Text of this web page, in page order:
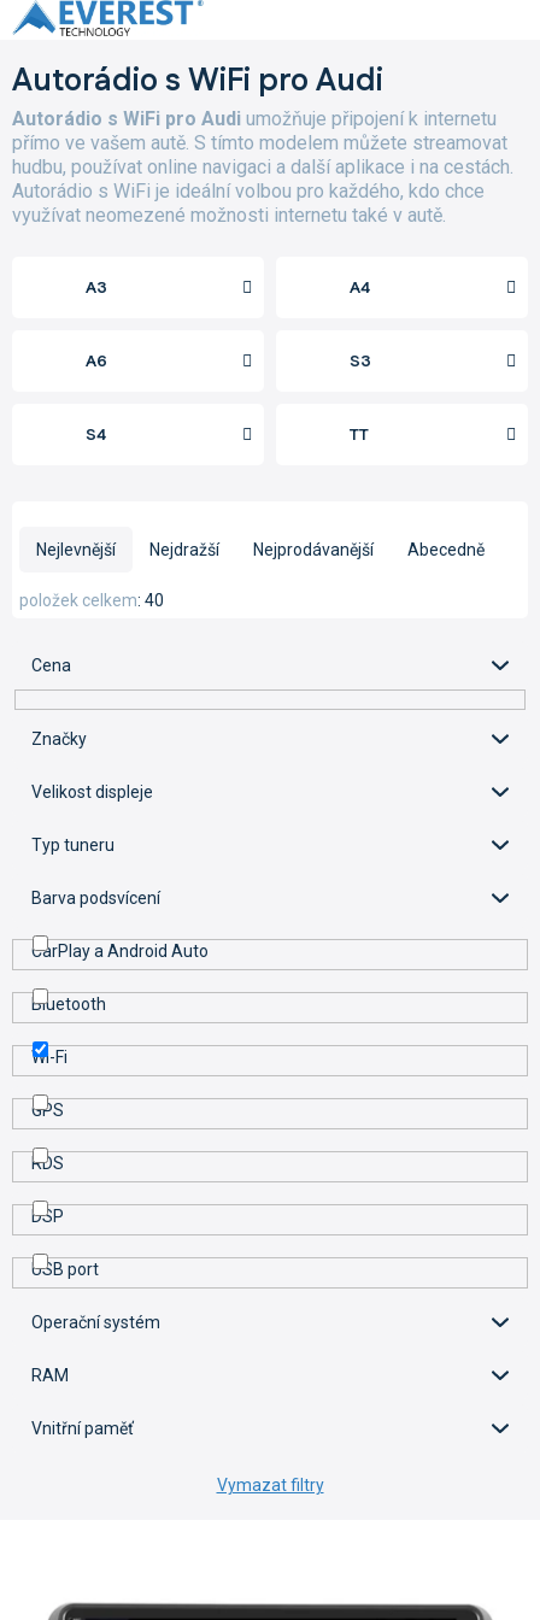
Přejít
na
Autorádio s WiFi pro Audi
Autorádio s WiFi pro Audi umožňuje připojení k internetu
přímo ve vašem autě. S tímto modelem můžete streamovat
hudbu, používat online navigaci a další aplikace i na cestách.
Autorádio s WiFi je ideální volbou pro každého, kdo chce
využívat neomezené možnosti internetu také v autě.
A3 A4
A6 S3
S4 TT
e
r
u
Nejlevnější Nejdražší Nejprodávanější Abecedně
40
položek celkem
Cena
Značky
Velikost displeje
Typ tuneru
Barva podsvícení
CarPlay a Android Auto
Bluetooth
Wi-Fi
GPS
RDS
DSP
USB port
Operační systém
RAM
Vnitřní paměť
Vymazat filtry